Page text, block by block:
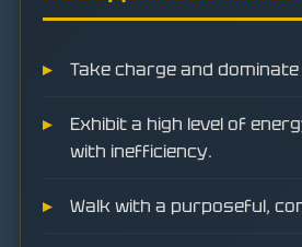
Take charge and
Exhibit a high level of
with inefficiency.
Walk with a purposeful,